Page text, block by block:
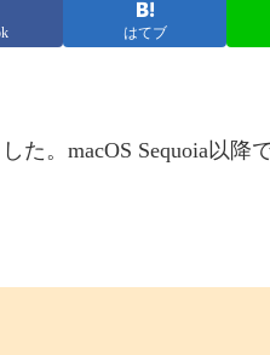
はてブ
。macOS Sequoia以降